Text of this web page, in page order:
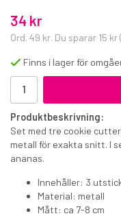
34 kr
Ord. 49 kr. Du sparar 15 kr(
Finns i lager för
Produktbeskrivning:
Set med tre cookie
metall för exakta snitt. I
ananas.
Innehåller: 3
Material: metall
Mått: ca 7-8 cm